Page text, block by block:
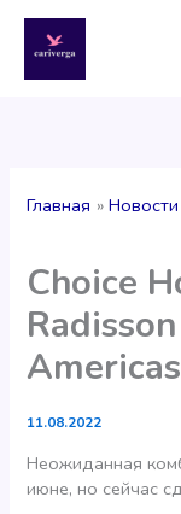
содержимому
Главная
Choice
Americas
11.08.2022
Неожиданная
июне, но сейчас